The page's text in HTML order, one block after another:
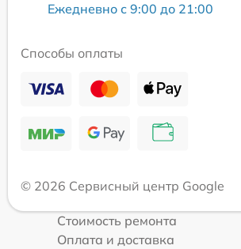
Ежедневно с 9:00 до 21:00
Способы оплаты
© 2026 Сервисный центр Google
Стоимость ремонта
Оплата и доставка